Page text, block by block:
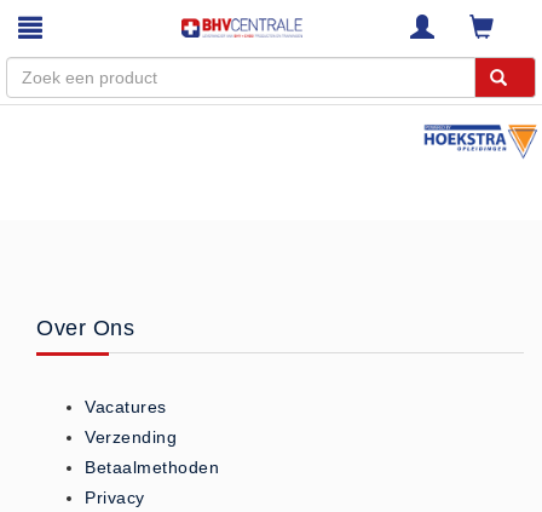
Diensten
RI&E
Bedrijfsnoodplannen
Over Ons
Vacatures
Verzending
Betaalmethoden
Privacy